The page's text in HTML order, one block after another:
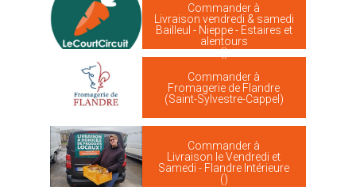
Commander à
Livraison vendredi & samedi
Bailleul - Nieppe - Estaires et
alentours
()
Commander à
Fromagerie de Flandre
(Saint-Sylvestre-Cappel)
Commander à
Livraison le Vendredi et
Samedi - Flandre Intérieure
()